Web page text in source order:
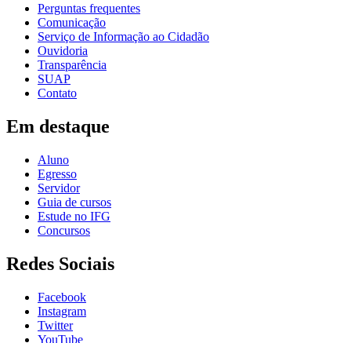
Perguntas frequentes
Comunicação
Serviço de Informação ao Cidadão
Ouvidoria
Transparência
SUAP
Contato
Em destaque
Aluno
Egresso
Servidor
Guia de cursos
Estude no IFG
Concursos
Redes Sociais
Facebook
Instagram
Twitter
YouTube